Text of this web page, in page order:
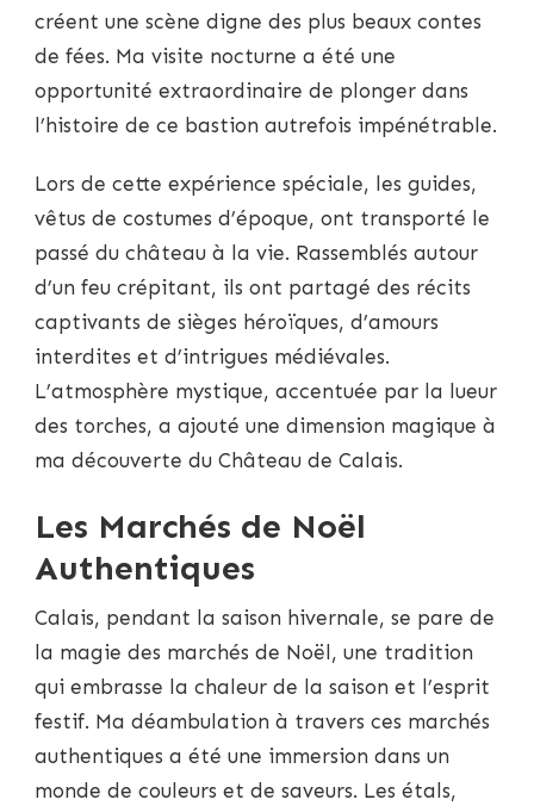
créent une scène digne des plus beaux contes
de fées. Ma visite nocturne a été une
opportunité extraordinaire de plonger dans
l’histoire de ce bastion autrefois impénétrable.
Lors de cette expérience spéciale, les guides,
vêtus de costumes d’époque, ont transporté le
passé du château à la vie. Rassemblés autour
d’un feu crépitant, ils ont partagé des récits
captivants de sièges héroïques, d’amours
interdites et d’intrigues médiévales.
L’atmosphère mystique, accentuée par la lueur
des torches, a ajouté une dimension magique à
ma découverte du Château de Calais.
Les Marchés de Noël
Authentiques
Calais, pendant la saison hivernale, se pare de
la magie des marchés de Noël, une tradition
qui embrasse la chaleur de la saison et l’esprit
festif. Ma déambulation à travers ces marchés
authentiques a été une immersion dans un
monde de couleurs et de saveurs. Les étals,